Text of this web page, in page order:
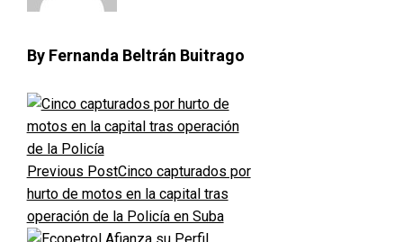
By Fernanda Beltrán Buitrago
Previous PostCinco capturados por
hurto de motos en la capital tras
operación de la Policía en Suba